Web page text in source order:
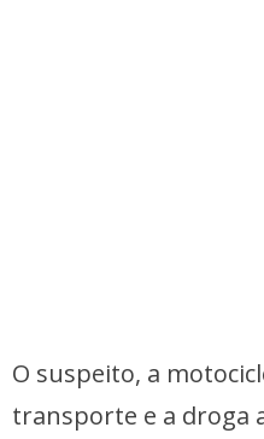
O suspeito, a
transporte e a droga